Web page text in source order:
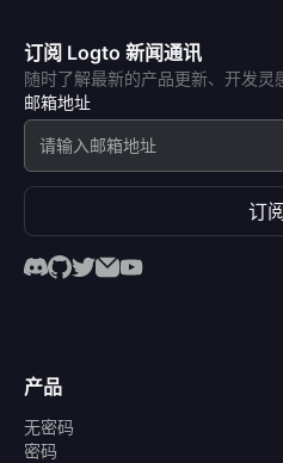
订阅 Logto 新闻通讯
随时了解最新的产品更新、开发灵
邮箱地址
订阅
产品
无密码
密码